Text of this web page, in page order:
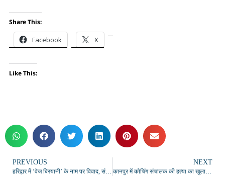
Share This:
Facebook X
Like This:
PREVIOUS
हरिद्वार में ‘वेज बिरयानी’ के नाम पर विवाद, संतों ने दुकानों पर लगाए ‘वेज पुलाव’ के स्टिकर
NEXT
कानपुर में कोचिंग संचालक की हत्या का खुलासा, 18 साल पुराने दोस्त ने 10 लाख के जेवर लूटने के लिए रची थी साजिश